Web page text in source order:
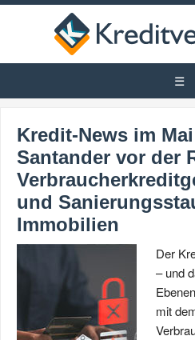
Kredit-News im Mai
Santander vor der
und
Immobilien
Der
– und
mit